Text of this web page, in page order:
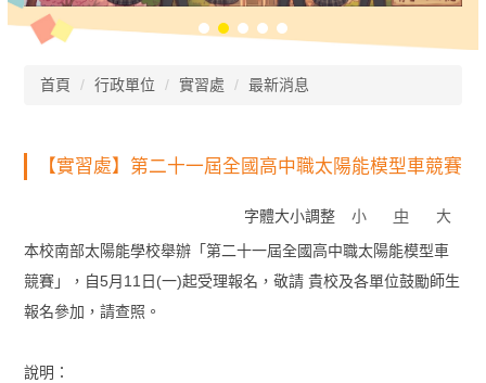
首頁 行政單位 實習處 最新消息
【實習處】第二十一屆全國高中職太陽能模型車競賽
字體大小調整 小 中
大
本校南部太陽能學校舉辦「第二十一屆全國高中職太陽能模型車
競賽」，自5月11日(一)起受理報名，敬請 貴校及各單位鼓勵師生
報名參加，請查照。
說明：